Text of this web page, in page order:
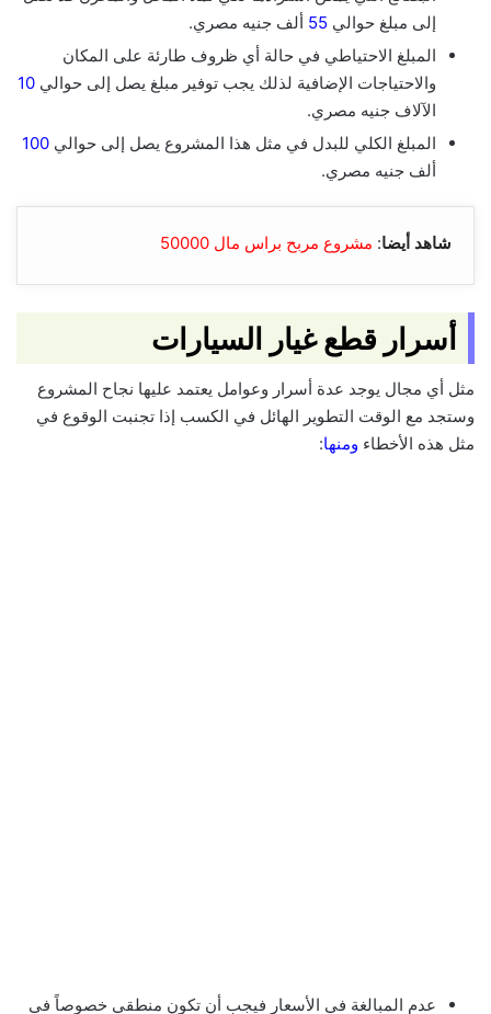
إلى مبلغ حوالي 55 ألف جنيه مصري.
المبلغ الاحتياطي في حالة أي ظروف طارئة على المكان
والاحتياجات الإضافية لذلك يجب توفير مبلغ يصل إلى حوالي 10
الآلاف جنيه مصري.
المبلغ الكلي للبدل في مثل هذا المشروع يصل إلى حوالي 100
ألف جنيه مصري.
شاهد أيضا: مشروع مربح براس مال 50000
أسرار قطع غيار السيارات
مثل أي مجال يوجد عدة أسرار وعوامل يعتمد عليها نجاح المشروع
وستجد مع الوقت التطوير الهائل في الكسب إذا تجنبت الوقوع في
مثل هذه الأخطاء ومنها:
عدم المبالغة في الأسعار فيجب أن تكون منطقي خصوصاً في